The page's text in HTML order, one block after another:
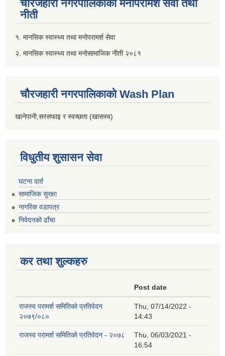
चौरजहारी नगरपालिकाको मनोपरामर्श सेवा तथा
नीती
१. मानसिक स्वास्थ्य तथा मनोपरामर्श सेवा
२. मानसिक स्वास्थ्य तथा मनोसामाजिक नीती २०८१
चौरजहारी नगरपालिकाको Wash Plan
खानेपानी,सरसफाइ र स्वच्छता (खासस्व)
विधुतीय शुसासन सेवा
घटना दर्ता
सामाजिक सुरक्षा
नागरिक वडापत्र
निवेदनको ढाँचा
कर तथा शुल्कहरु
Post date
राजस्व परामर्श समितिको प्रतिवेदन
२०७९/०८०
Thu, 07/14/2022 -
14:43
राजस्व परामर्श समितिको प्रतिवेदन - २०७८
Thu, 06/03/2021 -
16:54